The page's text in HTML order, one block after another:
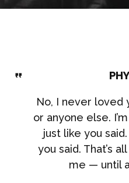
No, I never loved
or anyone else.
just like you
you said. That’s
me — until